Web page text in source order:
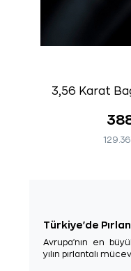
3,56 Karat
Türkiye'de
Avrupa'nın en
yılın pırlantalı